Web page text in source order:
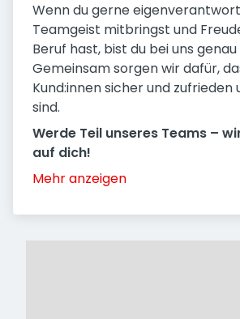
Wenn du gerne
Teamgeist mitbringst und
Beruf hast, bist du bei uns
Gemeinsam sorgen wir dafür,
Kund:innen sicher und zufrieden
sind.
Werde Teil unseres Teams –
auf dich!
Mehr anzeigen